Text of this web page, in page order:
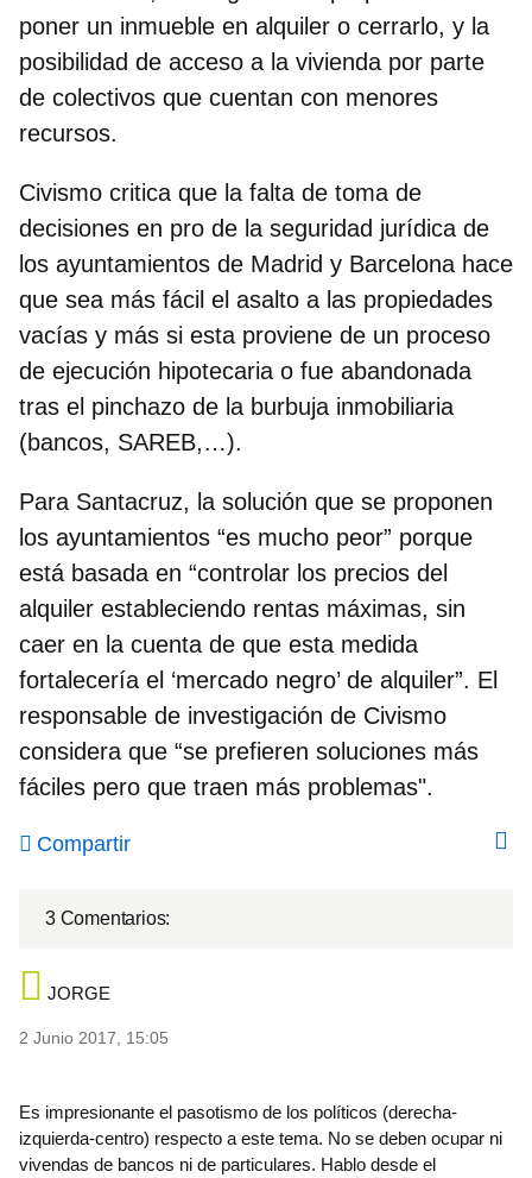
poner un inmueble en alquiler o cerrarlo, y la
posibilidad de acceso a la vivienda por parte
de colectivos que cuentan con menores
recursos.
Civismo critica que la falta de toma de
decisiones en pro de la seguridad jurídica de
los ayuntamientos de Madrid y Barcelona hace
que sea más fácil el asalto a las propiedades
vacías y más si esta proviene de un proceso
de ejecución hipotecaria o fue abandonada
tras el pinchazo de la burbuja inmobiliaria
(bancos, SAREB,…).
Para Santacruz, la solución que se proponen
los ayuntamientos “es mucho peor” porque
está basada en “controlar los precios del
alquiler estableciendo rentas máximas, sin
caer en la cuenta de que esta medida
fortalecería el ‘mercado negro’ de alquiler”. El
responsable de investigación de Civismo
considera que “se prefieren soluciones más
fáciles pero que traen más problemas".
Compartir
3 Comentarios:
JORGE
2 Junio 2017, 15:05
Es impresionante el pasotismo de los políticos (derecha-
izquierda-centro) respecto a este tema. No se deben ocupar ni
vivendas de bancos ni de particulares. Hablo desde el